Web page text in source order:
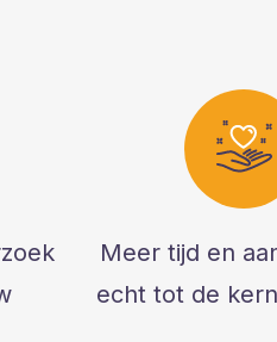
Meer tijd en
echt tot de